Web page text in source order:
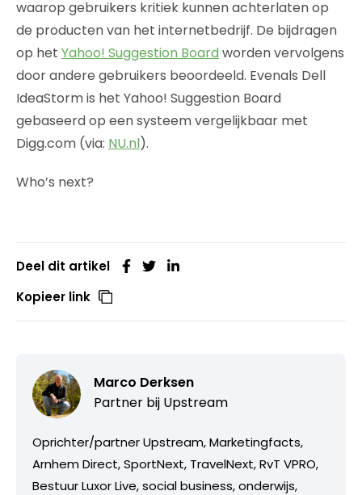
waarop gebruikers kritiek kunnen achterlaten op
de producten van het internetbedrijf. De bijdragen
op het Yahoo! Suggestion Board worden vervolgens
door andere gebruikers beoordeeld. Evenals Dell
IdeaStorm is het Yahoo! Suggestion Board
gebaseerd op een systeem vergelijkbaar met
Digg.com (via: NU.nl).
Who’s next?
Deel dit artikel
Kopieer link
Marco Derksen
Partner bij Upstream
Oprichter/partner Upstream, Marketingfacts,
Arnhem Direct, SportNext, TravelNext, RvT VPRO,
Bestuur Luxor Live, social business, onderwijs,